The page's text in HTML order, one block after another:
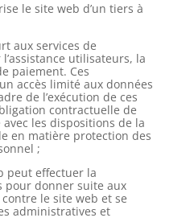
le site web d’un tiers à
aux services de
utilisateurs, la
paiement. Ces
accès limité aux données
de l’exécution de ces
contractuelle de
les dispositions de la
en matière protection des
;
peut effectuer la
pour donner suite aux
le site web et se
administratives et